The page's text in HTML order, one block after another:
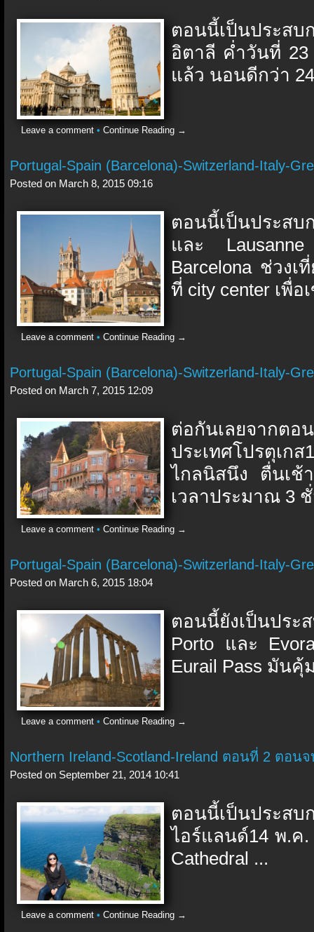
ตอนนี้เป็นประส
อิตาลี ค่ำวันที่ 23
แล้ว นอนดีกว่า
Leave a comment • Continue Reading →
Portugal-Spain (Barcelona)-Switzerland-Italy-
Posted on March 8, 2015 09:16
ตอนนี้เป็นประส
และ
Barcelona ช่วง
ที่ city center เพื่อ
Leave a comment • Continue Reading →
Portugal-Spain (Barcelona)-Switzerland-Italy-
Posted on March 7, 2015 12:09
ต่อกันเลยจาก
ประเทศโปรตุเก
ไกลนิสนึง ตื่นเช้
เวลาประมาณ 3
Leave a comment • Continue Reading →
Portugal-Spain (Barcelona)-Switzerland-Italy-
Posted on March 6, 2015 18:04
ตอนนี้ยังเป็นประ
Porto และ
Eurail Pass มันคุ้
Leave a comment • Continue Reading →
Northern Ireland-Scotland-Ireland ตอนที่ 2 ตอน
Posted on September 21, 2014 10:41
ตอนนี้เป็นประสบ
ไอร์แลนด์14 พ.ค.
Cathedral ...
Leave a comment • Continue Reading →